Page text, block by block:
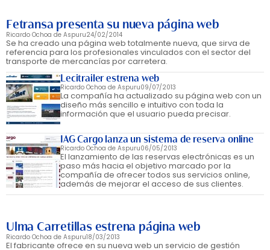
Fetransa presenta su nueva página web
Ricardo Ochoa de Aspuru24/02/2014
Se ha creado una página web totalmente nueva, que sirva de
referencia para los profesionales vinculados con el sector del
transporte de mercancías por carretera.
Lecitrailer estrena web
Ricardo Ochoa de Aspuru09/07/2013
La compañía ha actualizado su página web con un
diseño más sencillo e intuitivo con toda la
información que el usuario pueda precisar.
IAG Cargo lanza un sistema de reserva online
Ricardo Ochoa de Aspuru06/05/2013
El lanzamiento de las reservas electrónicas es un
paso más hacia el objetivo marcado por la
compañía de ofrecer todos sus servicios online,
además de mejorar el acceso de sus clientes.
Ulma Carretillas estrena página web
Ricardo Ochoa de Aspuru18/03/2013
El fabricante ofrece en su nueva web un servicio de gestión